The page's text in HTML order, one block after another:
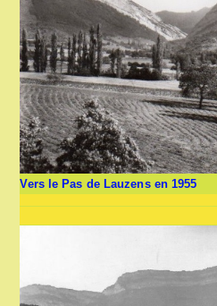
Vers le Pas de Lauzens en 1955